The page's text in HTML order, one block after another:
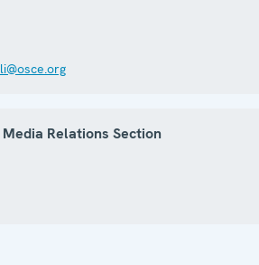
Relations Section